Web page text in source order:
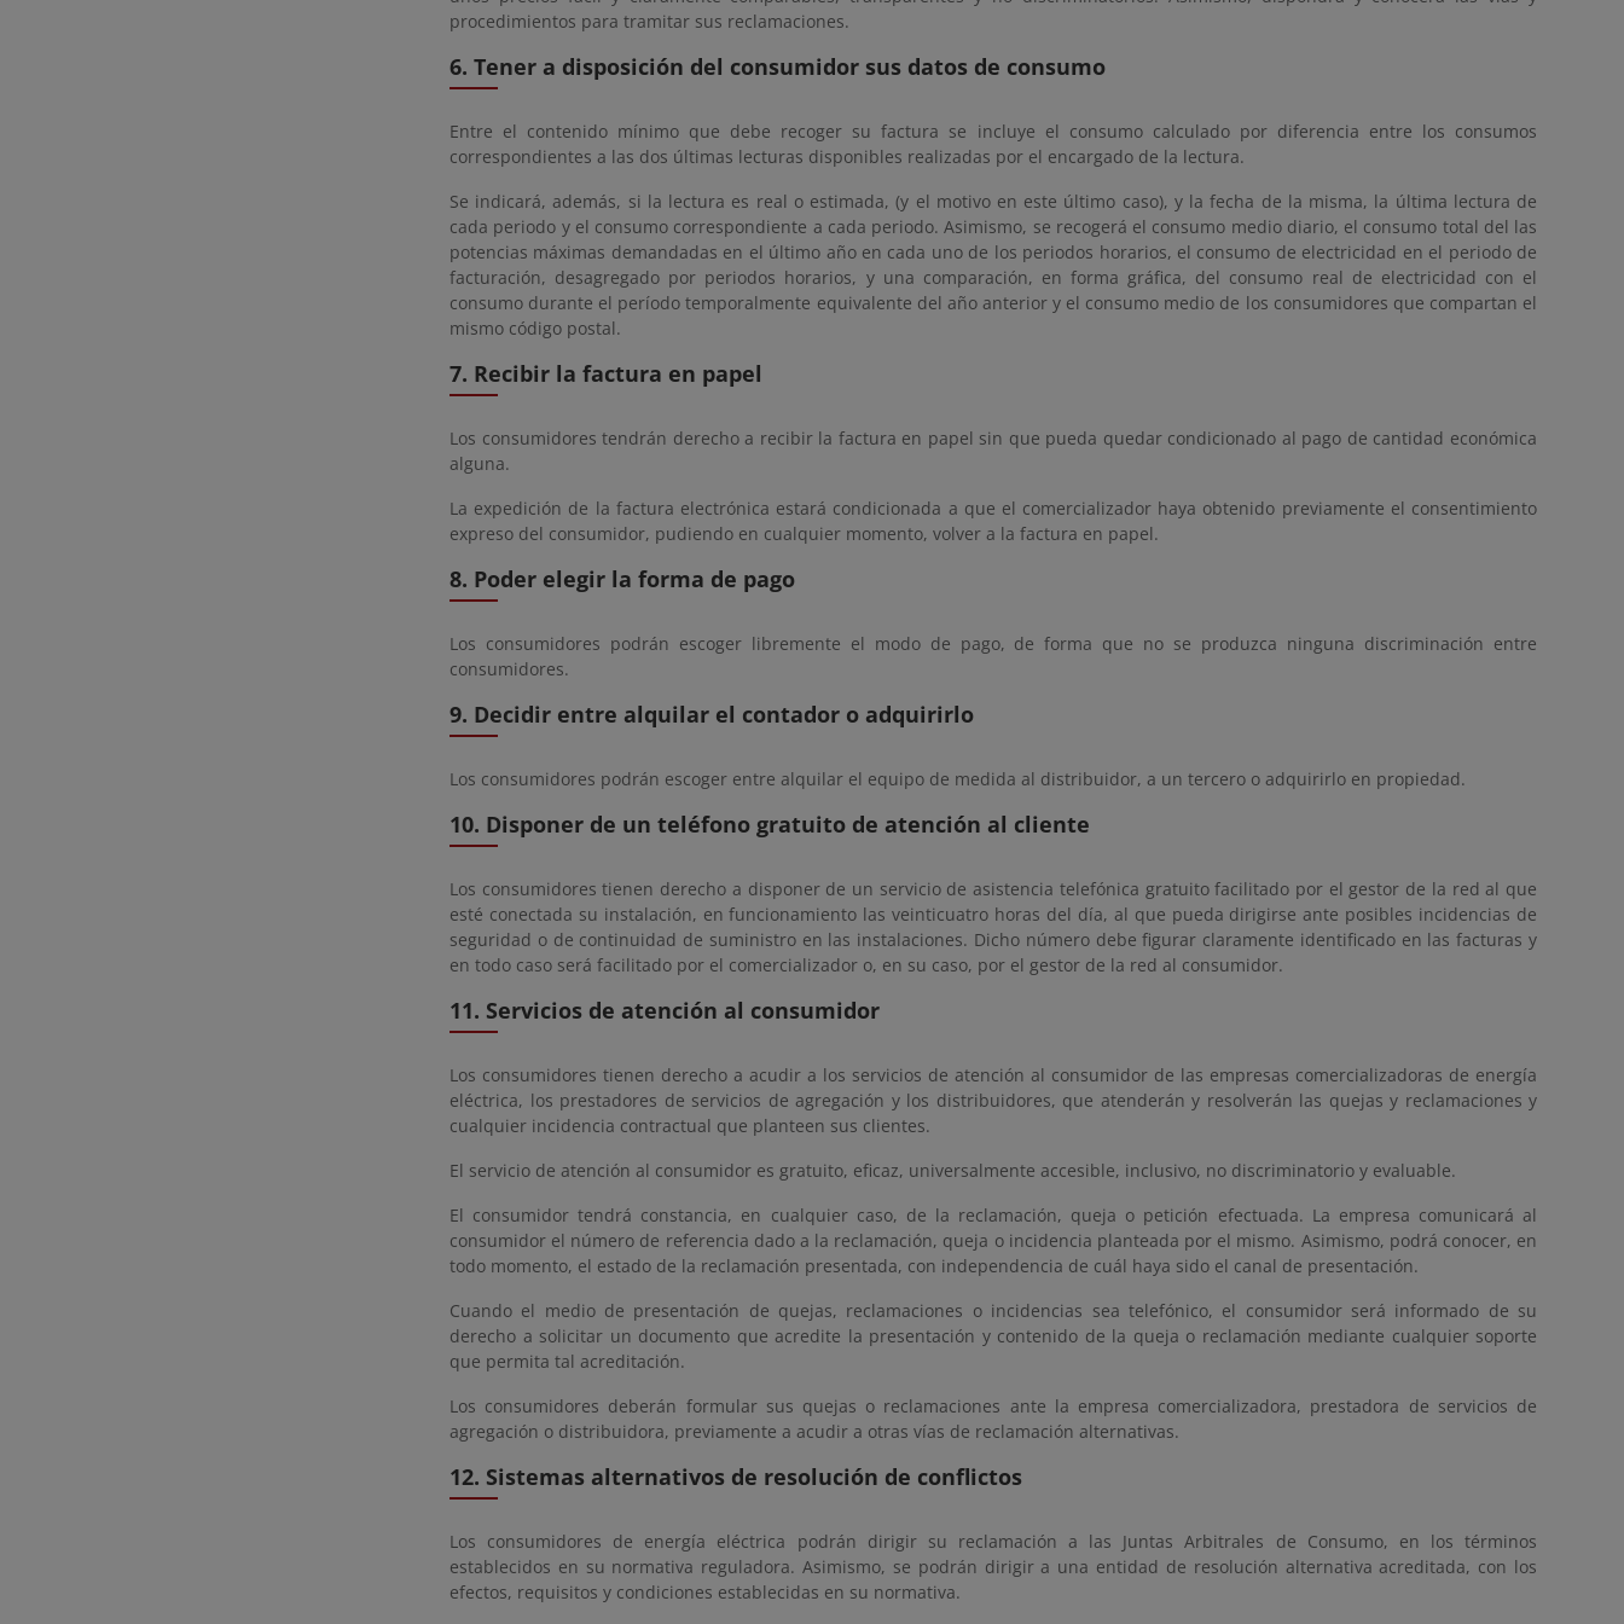
procedimientos para tramitar sus reclamaciones.
6. Tener a disposición del consumidor sus datos de consumo
Entre el contenido mínimo que debe recoger su factura se incluye el consumo calculado por diferencia entre los consumos
correspondientes a las dos últimas lecturas disponibles realizadas por el encargado de la lectura.
Se indicará, además, si la lectura es real o estimada, (y el motivo en este último caso), y la fecha de la misma, la última lectura de
cada periodo y el consumo correspondiente a cada periodo. Asimismo, se recogerá el consumo medio diario, el consumo total del las
potencias máximas demandadas en el último año en cada uno de los periodos horarios, el consumo de electricidad en el periodo de
facturación, desagregado por periodos horarios, y una comparación, en forma gráfica, del consumo real de electricidad con el
consumo durante el período temporalmente equivalente del año anterior y el consumo medio de los consumidores que compartan el
mismo código postal.
7. Recibir la factura en papel
Los consumidores tendrán derecho a recibir la factura en papel sin que pueda quedar condicionado al pago de cantidad económica
alguna.
La expedición de la factura electrónica estará condicionada a que el comercializador haya obtenido previamente el consentimiento
expreso del consumidor, pudiendo en cualquier momento, volver a la factura en papel.
8. Poder elegir la forma de pago
Los consumidores podrán escoger libremente el modo de pago, de forma que no se produzca ninguna discriminación entre
consumidores.
9. Decidir entre alquilar el contador o adquirirlo
Los consumidores podrán escoger entre alquilar el equipo de medida al distribuidor, a un tercero o adquirirlo en propiedad.
10. Disponer de un teléfono gratuito de atención al cliente
Los consumidores tienen derecho a disponer de un servicio de asistencia telefónica gratuito facilitado por el gestor de la red al que
esté conectada su instalación, en funcionamiento las veinticuatro horas del día, al que pueda dirigirse ante posibles incidencias de
seguridad o de continuidad de suministro en las instalaciones. Dicho número debe figurar claramente identificado en las facturas y
en todo caso será facilitado por el comercializador o, en su caso, por el gestor de la red al consumidor.
11. Servicios de atención al consumidor
Los consumidores tienen derecho a acudir a los servicios de atención al consumidor de las empresas comercializadoras de energía
eléctrica, los prestadores de servicios de agregación y los distribuidores, que atenderán y resolverán las quejas y reclamaciones y
cualquier incidencia contractual que planteen sus clientes.
El servicio de atención al consumidor es gratuito, eficaz, universalmente accesible, inclusivo, no discriminatorio y evaluable.
El consumidor tendrá constancia, en cualquier caso, de la reclamación, queja o petición efectuada. La empresa comunicará al
consumidor el número de referencia dado a la reclamación, queja o incidencia planteada por el mismo. Asimismo, podrá conocer, en
todo momento, el estado de la reclamación presentada, con independencia de cuál haya sido el canal de presentación.
Cuando el medio de presentación de quejas, reclamaciones o incidencias sea telefónico, el consumidor será informado de su
derecho a solicitar un documento que acredite la presentación y contenido de la queja o reclamación mediante cualquier soporte
que permita tal acreditación.
Los consumidores deberán formular sus quejas o reclamaciones ante la empresa comercializadora, prestadora de servicios de
agregación o distribuidora, previamente a acudir a otras vías de reclamación alternativas.
12. Sistemas alternativos de resolución de conflictos
Los consumidores de energía eléctrica podrán dirigir su reclamación a las Juntas Arbitrales de Consumo, en los términos
establecidos en su normativa reguladora. Asimismo, se podrán dirigir a una entidad de resolución alternativa acreditada, con los
efectos, requisitos y condiciones establecidas en su normativa.